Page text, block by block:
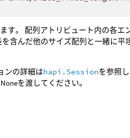
す。 配列アトリビュート内の各エ
含んだ他のサイズ配列と一緒に平
ンの詳細はhapi.Sessionを参照
を渡してください。